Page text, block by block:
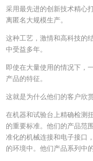
采用最先进的创新技术精心
离匿名大规模生产。
这种工艺，激情和高科技的
中受益多年。
即使在大量使用的情况下，
产品的特征。
这就是为什么他们的客户欣
在机器和试验台上精确检测
的重要标准。他们的产品范
准化的机械连接和电子接口
的环境中。他们产品系列中